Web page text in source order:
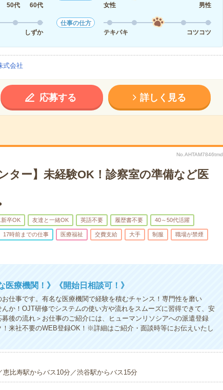
50代 60代
女性
男性
しずか
仕事の仕方
テキパキ
コツコツ
式会社
応募する 詳しく見る
No.AHTAM7846tmd
ター】未経験OK！診察室の準備など医
新卒OK 友達と一緒OK 英語不要 履歴書不要 40～50代活躍
17時前までの仕事 医療福祉 交費支給 大手 制服 職場が禁煙
医療機関！》《開始日相談可！》
仕事です。有名な医療機関で経験を積むチャンス！専門性を磨い
か！OJT研修でシステムの使い方や流れをスムーズに習得できて、安
後の流れ＞お仕事のご紹介には、ヒューマンリソシアへの派遣登録
来社不要のWEB登録OK！※詳細はご紹介・面談時等にお伝えいたし
恵比寿駅からバス10分／渋谷駅からバス15分